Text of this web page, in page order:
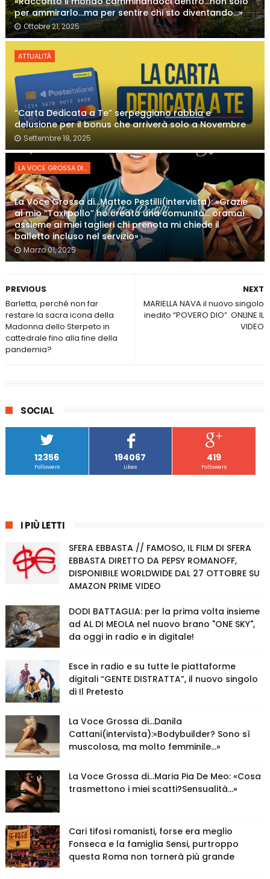
per ammirarlo…ma per sentire chi sto diventando…»
Ottobre 21, 2025
ATTUALITÀ
“Carta Dedicata a Te” serpeggiano rabbia e
delusione per il bonus che arriverà solo a Novembre
Settembre 18, 2025
LA VOCE GROSSA DI...
La Voce Grossa di…Matteo Pestilli(intervista): «Grazie
al mio “Taxi pollo” ho creato una comunità… oramai
assieme ai miei taglieri chi prenota mi chiede il
balletto incluso nel servizio»
Marzo 01, 2025
NEXT
MARIELLA NAVA il nuovo singolo
inedito “POVERO DIO”. ONLINE IL
VIDEO
PREVIOUS
Barletta, perché non far
restare la sacra icona della
Madonna dello Sterpeto in
cattedrale fino alla fine della
pandemia?
SOCIAL
12356
Followers
194067
Likes
419
Followers
I PIÙ LETTI
SFERA EBBASTA // FAMOSO, IL FILM DI SFERA
EBBASTA DIRETTO DA PEPSY ROMANOFF,
DISPONIBILE WORLDWIDE DAL 27 OTTOBRE SU
AMAZON PRIME VIDEO
DODI BATTAGLIA: per la prima volta insieme
ad AL DI MEOLA nel nuovo brano "ONE SKY",
da oggi in radio e in digitale!
Esce in radio e su tutte le piattaforme
digitali “GENTE DISTRATTA”, il nuovo singolo
di Il Pretesto
La Voce Grossa di…Danila
Cattani(intervista):«Bodybuilder? Sono sì
muscolosa, ma molto femminile…»
La Voce Grossa di…Maria Pia De Meo: «Cosa
trasmettono i miei scatti?Sensualità…»
Cari tifosi romanisti, forse era meglio
Fonseca e la famiglia Sensi, purtroppo
questa Roma non tornerà più grande